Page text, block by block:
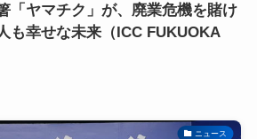
「ヤマチク」が、廃業危機を賭け
も幸せな未来（ICC FUKUOKA
ニュース